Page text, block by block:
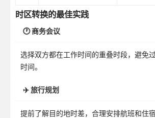
时区转换的最佳实践
🕐 商务会议
选择双方都在工作时间的重叠时段，避免
时间。
✈️ 旅行规划
提前了解目的地时差，合理安排航班和住